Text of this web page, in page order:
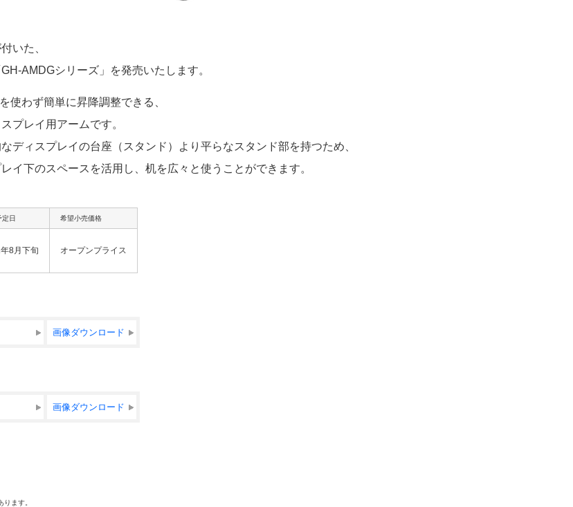
いた、
AMDGシリーズ」を発売いたします。
使わず簡単に昇降調整できる、
プレイ用アームです。
ディスプレイの台座（スタンド）より平らなスタンド部を持つため、
イ下のスペースを活用し、机を広々と使うことができます。
定日 希望小売価格
8月下旬
オープンプライス
画像ダウンロード
画像ダウンロード
ます。